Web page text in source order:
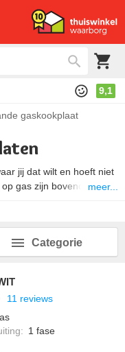
9,1
gaskookplaat
jij dat wilt en hoeft niet
gas zijn bovendien
Daarnaast is een
erg makkelijk te
meer...
Categorie
11 reviews
: 1 fase